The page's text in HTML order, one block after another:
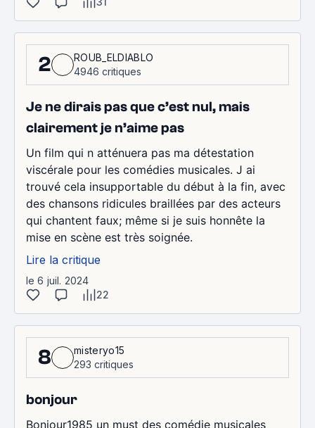
2
ROUB_ELDIABLO
4946 critiques
Je ne dirais pas que c’est nul, mais
clairement je n’aime pas
Un film qui n atténuera pas ma détestation
viscérale pour les comédies musicales. J ai
trouvé cela insupportable du début à la fin, avec
des chansons ridicules braillées par des acteurs
qui chantent faux; même si je suis honnête la
mise en scène est très soignée.
Lire la critique
le 6 juil. 2024
22
8
misteryo15
293 critiques
bonjour
Bonjour1985 un must des comédie musicales